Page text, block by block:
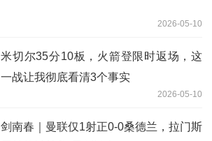
2026-05-10
米切尔35分10板，火箭登限时返场，这
一战让我彻底看清3个事实
2026-05-10
剑南春｜曼联仅1射正0-0桑德兰，拉门斯